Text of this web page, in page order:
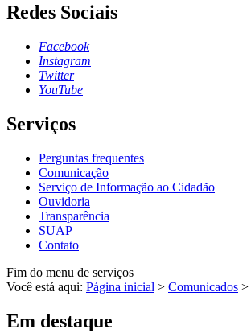
Redes Sociais
Facebook
Instagram
Twitter
YouTube
Serviços
Perguntas frequentes
Comunicação
Serviço de Informação ao Cidadão
Ouvidoria
Transparência
SUAP
Contato
Fim do menu de serviços
Você está aqui: Página inicial > Comunicados >
Em destaque